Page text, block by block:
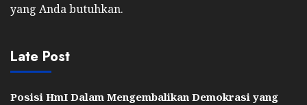
yang Anda butuhkan.
Late Post
Posisi HmI Dalam Mengembalikan Demokrasi yang